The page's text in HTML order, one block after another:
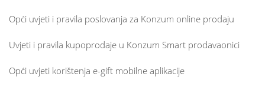
Opći uvjeti i pravila poslovanja za Konzum online prodaju
Uvjeti i pravila kupoprodaje u Konzum Smart prodavaonici
Opći uvjeti korištenja e-gift mobilne aplikacije